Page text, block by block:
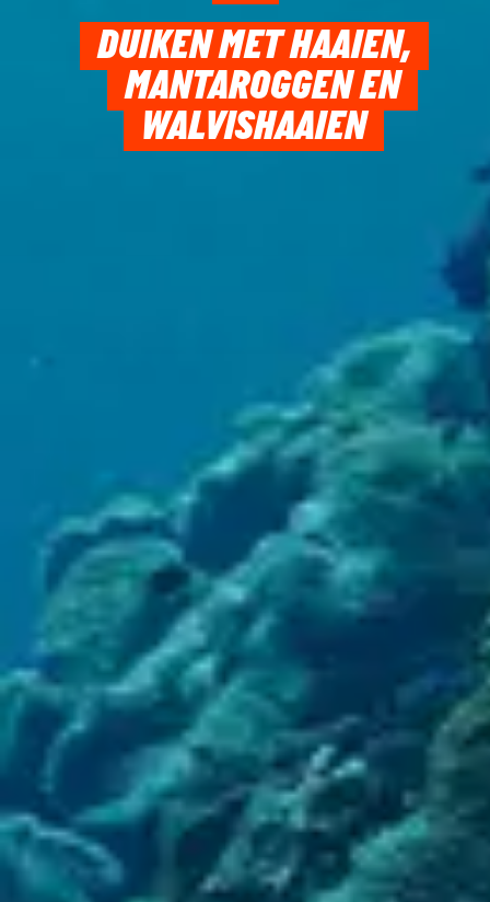
DUIKEN MET HAAIEN,
MANTAROGGEN EN
WALVISHAAIEN